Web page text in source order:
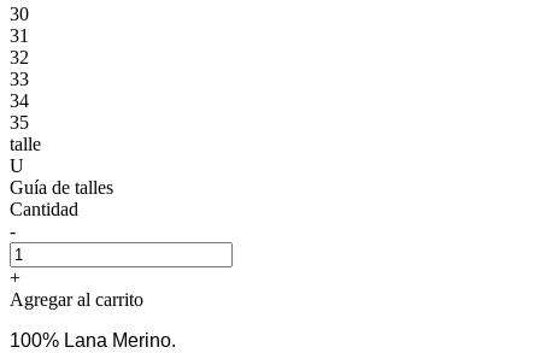
30
31
32
33
34
35
talle
U
Guía de talles
Cantidad
-
+
Agregar al carrito
100% Lana Merino.